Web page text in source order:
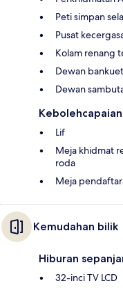
Peti simpan
Pusat
Kolam renang
Dewan bankuet
Dewan
Kebolehcapaian
Lif
Meja khidmat
roda
Meja
Kemudahan bilik
Hiburan
32-inci TV LCD